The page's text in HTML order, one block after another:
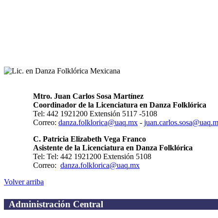
Mtro. Juan Carlos Sosa Martínez
Coordinador de la Licenciatura en Danza Folklórica
Tel: 442 1921200 Extensión 5117 -5108
Correo: danza.folklorica@uaq.mx -
C. Patricia Elizabeth Vega Franco
Asistente de la Licenciatura en Danza Folklórica
Tel: Tel: 442 1921200 Extensión 5108
Correo: danza.folklorica@uaq.mx
Volver arriba
Administración Central